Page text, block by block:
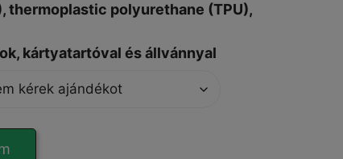
thermoplastic polyurethane (TPU),
kártyatartóval és állvánnyal